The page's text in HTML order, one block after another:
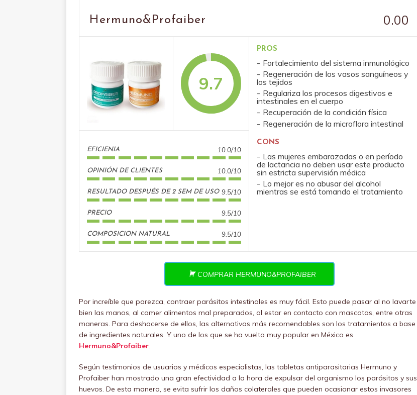
Hermuno&Profaiber 0.00
9.7
EFICIENIA 10.0/10
OPINIÓN DE CLIENTES 10.0/10
RESULTADO DESPUÉS DE 2 SEM DE USO 9.5/10
PRECIO 9.5/10
COMPOSICION NATURAL 9.5/10
PROS
Fortalecimiento del sistema inmunológico
Regeneración de los vasos sanguíneos y
los tejidos
Regulariza los procesos digestivos e
intestinales en el cuerpo
Recuperación de la condición física
Regeneración de la microflora intestinal
CONS
Las mujeres embarazadas o en período
de lactancia no deben usar este producto
sin estricta supervisión médica
Lo mejor es no abusar del alcohol
mientras se está tomando el tratamiento
COMPRAR HERMUNO&PROFAIBER
Por increíble que parezca, contraer parásitos intestinales es muy fácil. Esto puede pasar al no lavarte
bien las manos, al comer alimentos mal preparados, al estar en contacto con mascotas, entre otras
maneras. Para deshacerse de ellos, las alternativas más recomendables son los tratamientos a base
de ingredientes naturales. Y uno de los que se ha vuelto muy popular en México es
Hermuno&Profaiber.
Según testimonios de usuarios y médicos especialistas, las tabletas antiparasitarias Hermuno y
Profaiber han mostrado una gran efectividad a la hora de expulsar del organismo los parásitos y sus
huevos. De esta manera, se evita sufrir los daños colaterales que pueden ocasionar estos invasores